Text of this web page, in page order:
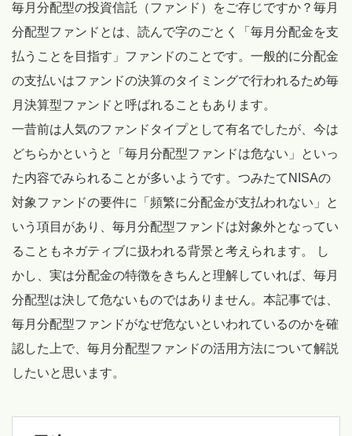
毎月分配型の投資信託（ファンド）をご存じですか？毎月
分配型ファンドとは、読んで字のごとく「毎月分配金を支
払うことを目指す」ファンドのことです。一般的に分配金
の支払いはファンドの決算のタイミングで行われるため毎
月決算型ファンドと呼ばれることもあります。
一昔前は人気のファンドタイプとして有名でしたが、今は
どちらかというと「毎月分配型ファンドは危ない」といっ
た内容でみられることが多いようです。つみたてNISAの
対象ファンドの要件に「頻繁に分配金が支払われない」と
いう項目があり、毎月分配型ファンドは対象外となってい
ることもネガティブに扱われる背景と考えられます。 し
かし、実は分配金の特徴をきちんと理解していれば、毎月
分配型は決して危ないものではありません。本記事では、
毎月分配型ファンドがなぜ危ないといわれているのかを確
認した上で、毎月分配型ファンドの活用方法について解説
したいと思います。